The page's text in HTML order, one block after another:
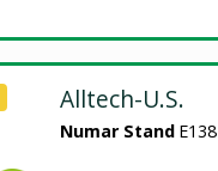
Alltech-U.S.
Numar Stand E138